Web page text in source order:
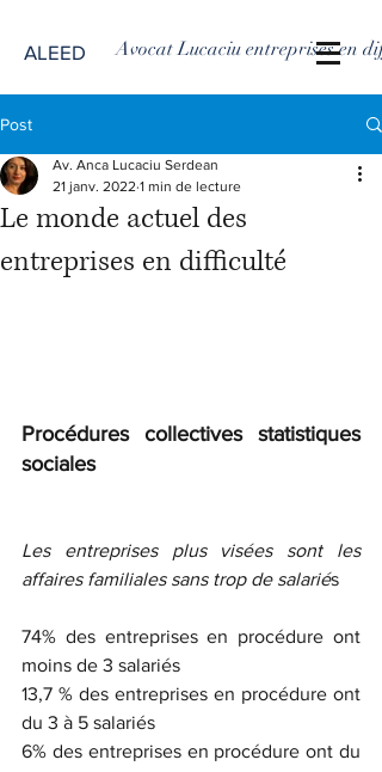
ALEED Avocat Lucaciu entreprises en
Post
Le monde actuel des
entreprises en difficulté
Av. Anca Lucaciu Serdean
21 janv. 2022 1 min de lecture
Procédures collectives statistiques
sociales
Les entreprises plus visées sont les
affaires familiales sans trop de salariés
74% des entreprises en procédure ont
moins de 3 salariés
13,7 % des entreprises en procédure ont
du 3 à 5 salariés
6% des entreprises en procédure ont du